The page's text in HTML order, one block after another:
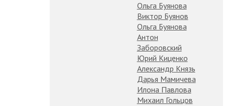
Ольга Буянова
Виктор Буянов
Ольга Буянова
Антон
Заборовский
Юрий Киценко
Александр Князь
Дарья Мамичева
Илона Павлова
Михаил Гольцов